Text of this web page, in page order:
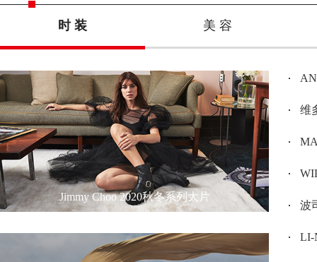
时 装 美 容
Jimmy Choo 2020秋冬系列大片
维
波
LI-